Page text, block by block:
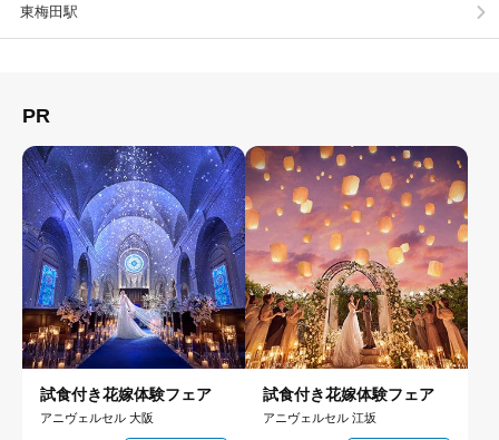
東梅田駅
PR
試食付き花嫁体験フェア
アニヴェルセル 大阪
試食付き花嫁体験フェア
アニヴェルセル 江坂